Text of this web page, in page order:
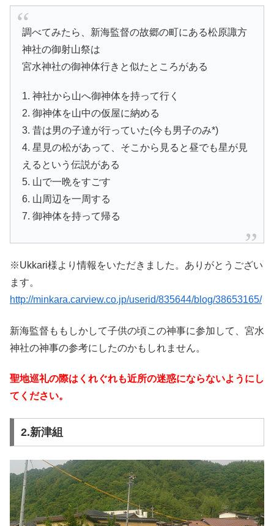
調べてみたら、新海監督の故郷の町にある松原諏方
神社の御射山祭は
宮水神社の御神体行きと似たところがある
1. 神社から山へ御神体を持って行く
2. 御神体を山中の仮屋に納める
3. 昔は男の子達が行っていた(今も男子のみ*)
4. 星見の松があって、そこから見ると昼でも星が見
えるという伝説がある
5. 山で一晩をすごす
6. 山周辺を一周する
7. 御神体を持って帰る
※Ukkari様より情報をいただきました。ありがとうござい
ます。
http://minkara.carview.co.jp/userid/835644/blog/38653165/
新海監督ももしかして子供の頃この神事に参加して、宮水
神社の神事の参考にしたのかもしれません。
聖地巡礼の際はくれぐれも近所の迷惑にならないようにし
てください。
2.新津組